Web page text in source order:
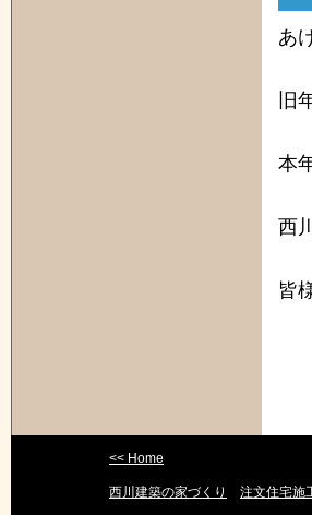
あ
旧
本
西
皆
<< Home
西川建築の家づくり 注文住宅施